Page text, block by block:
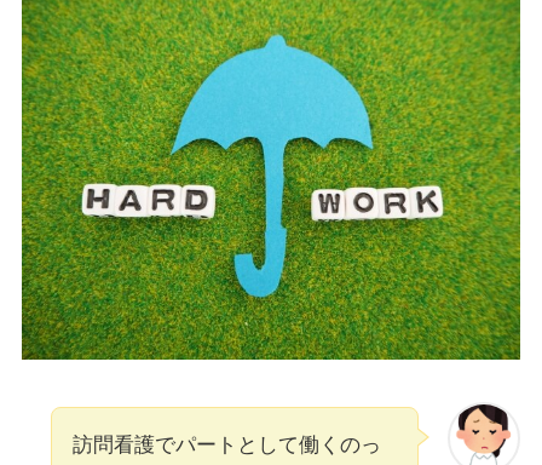
訪問看護でパートとして働くのっ